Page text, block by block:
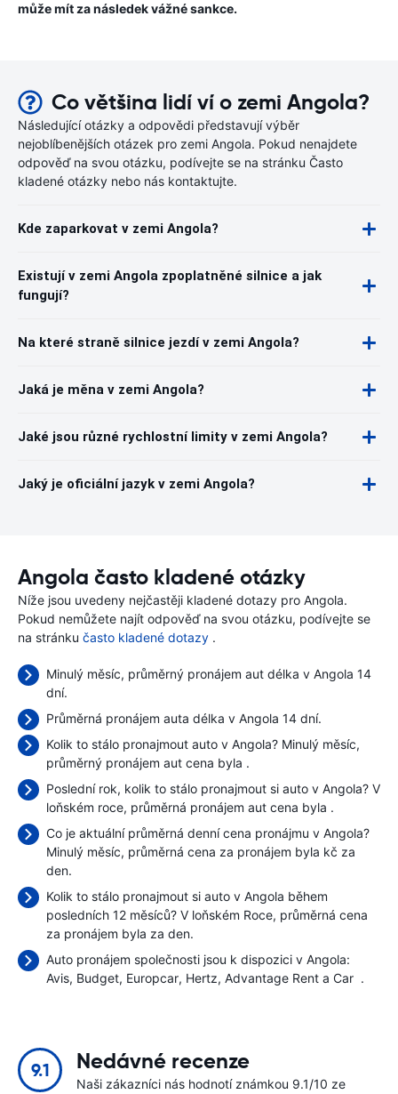
může mít za následek vážné sankce.
Co většina lidí ví o zemi Angola?
Následující otázky a odpovědi představují výběr
nejoblíbenějších otázek pro zemi Angola. Pokud nenajdete
odpověď na svou otázku, podívejte se na stránku Často
kladené otázky nebo nás kontaktujte.
Kde zaparkovat v zemi Angola?
Existují v zemi Angola zpoplatněné silnice a jak
fungují?
Na které straně silnice jezdí v zemi Angola?
Jaká je měna v zemi Angola?
Jaké jsou různé rychlostní limity v zemi Angola?
Jaký je oficiální jazyk v zemi Angola?
Angola často kladené otázky
Níže jsou uvedeny nejčastěji kladené dotazy pro Angola.
Pokud nemůžete najít odpověď na svou otázku, podívejte se
na stránku často kladené dotazy .
Minulý měsíc, průměrný pronájem aut délka v Angola 14
dní.
Průměrná pronájem auta délka v Angola 14 dní.
Kolik to stálo pronajmout auto v Angola? Minulý měsíc,
průměrný pronájem aut cena byla .
Poslední rok, kolik to stálo pronajmout si auto v Angola? V
loňském roce, průměrná pronájem aut cena byla .
Co je aktuální průměrná denní cena pronájmu v Angola?
Minulý měsíc, průměrná cena za pronájem byla kč za
den.
Kolik to stálo pronajmout si auto v Angola během
posledních 12 měsíců? V loňském Roce, průměrná cena
za pronájem byla za den.
Auto pronájem společnosti jsou k dispozici v Angola:
Avis Budget Europcar Hertz Advantage Rent a Car .
9.1 Nedávné recenze
Naši zákazníci nás hodnotí známkou 9.1/10 ze